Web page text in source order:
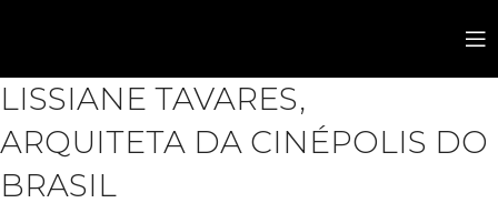
LISSIANE TAVARES,
ARQUITETA DA CINÉPOLIS DO
BRASIL